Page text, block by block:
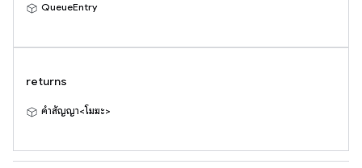
QueueEntry
returns
คำสัญญา<โมฆะ>